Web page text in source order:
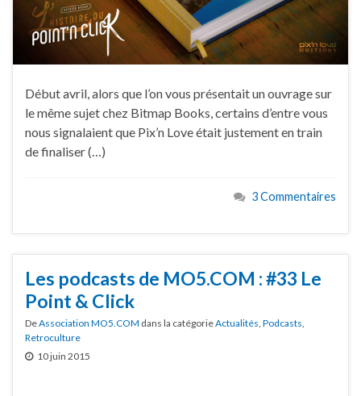
Début avril, alors que l’on vous présentait un ouvrage sur
le même sujet chez Bitmap Books, certains d’entre vous
nous signalaient que Pix’n Love était justement en train
de finaliser (…)
3 Commentaires
Les podcasts de MO5.COM : #33 Le
Point & Click
DeAssociation MO5.COM dans la catégorieActualités Podcasts
Retroculture
10 juin 2015